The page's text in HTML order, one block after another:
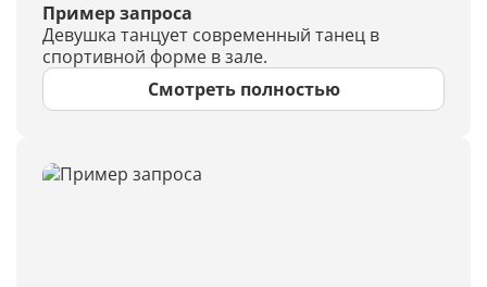
Пример запроса
Девушка танцует современный танец в
спортивной форме в зале.
Смотреть полностью